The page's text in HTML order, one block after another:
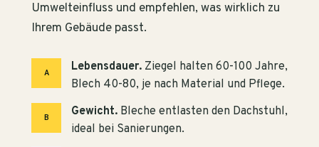
Umwelteinfluss und empfehlen, was wirklich zu
Ihrem Gebäude passt.
A Lebensdauer. Ziegel halten 60-100 Jahre,
Blech 40-80, je nach Material und Pflege.
B Gewicht. Bleche entlasten den Dachstuhl,
ideal bei Sanierungen.